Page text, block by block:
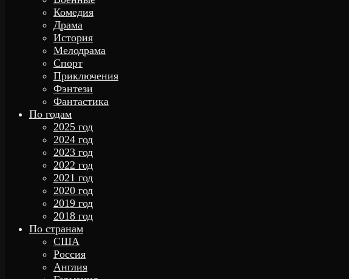
Комедия
Драма
История
Мелодрама
Спорт
Приключения
Фэнтези
Фантастика
По годам
2025 год
2024 год
2023 год
2022 год
2021 год
2020 год
2019 год
2018 год
По странам
США
Россия
Англия